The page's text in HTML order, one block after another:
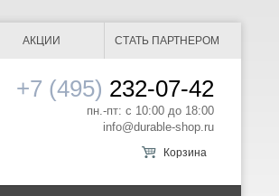
АКЦИИ СТАТЬ ПАРТНЕРОМ
+7 (495) 232-07-42
пн.-пт: с 10:00 до 18:00
info@durable-shop.ru
Корзина